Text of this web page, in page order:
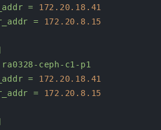
= 172.20.18 .41
= 172.20 .8 .15
ra0328-ceph-c1-p1
= 172.20.18 .41
= 172.20 .8 .15